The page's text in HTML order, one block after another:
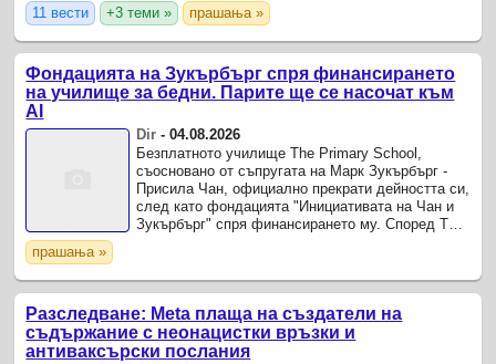
11 вести
+3 теми » прашања »
Фондацията на Зукърбърг спря финансирането
на училище за бедни. Парите ще се насочат към
AI
Dir -04.08.2026
Безплатното училище The Primary School,
съосновано от съпругата на Марк Зукърбърг -
Присила Чан, официално прекрати дейността си,
след като фондацията "Инициативата на Чан и
Зукърбърг" спря финансирането му. Според The
прашања »
Разследване: Meta плаща на създатели на
съдържание с неонацистки връзки и
антиваксърски послания